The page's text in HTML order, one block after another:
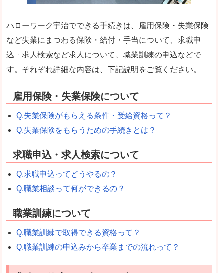
ハローワーク宇治でできる手続きは、雇用保険・失業保険
など失業にまつわる保険・給付・手当について、求職申
込・求人検索など求人について、職業訓練の申込などで
す。それぞれ詳細な内容は、下記説明をご覧ください。
雇用保険・失業保険について
Q.失業保険がもらえる条件・受給資格って？
Q.失業保険をもらうための手続きとは？
求職申込・求人検索について
Q.求職申込ってどうやるの？
Q.職業相談って何ができるの？
職業訓練について
Q.職業訓練で取得できる資格って？
Q.職業訓練の申込みから卒業までの流れって？